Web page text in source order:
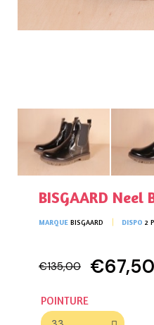
BISGAARD Neel
MARQUE BISGAARD DISPO 2
€135,00 €67,50
POINTURE